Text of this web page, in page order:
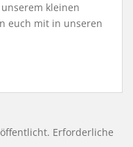
kleinen
euch mit in unseren
Erforderliche